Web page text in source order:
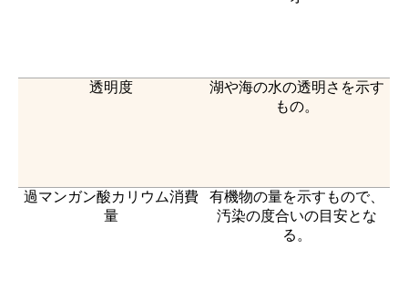
透明度
湖や海の水の透明さを示す
もの。
過マンガン酸カリウム消費
量
有機物の量を示すもので、
汚染の度合いの目安とな
る。